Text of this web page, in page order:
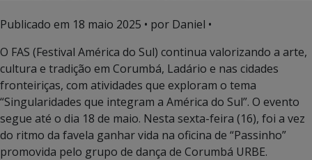
Publicado em 18 maio 2025 • por Daniel •
O FAS (Festival América do Sul) continua valorizando a arte,
cultura e tradição em Corumbá, Ladário e nas cidades
fronteiriças, com atividades que exploram o tema
“Singularidades que integram a América do Sul”. O evento
segue até o dia 18 de maio. Nesta sexta-feira (16), foi a vez
do ritmo da favela ganhar vida na oficina de “Passinho”
promovida pelo grupo de dança de Corumbá URBE.